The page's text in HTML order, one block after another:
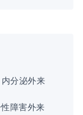
内分泌外来
障害外来